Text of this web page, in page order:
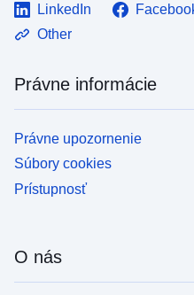
LinkedIn
Other
Právne informácie
Právne upozornenie
Súbory cookies
Prístupnosť
O nás